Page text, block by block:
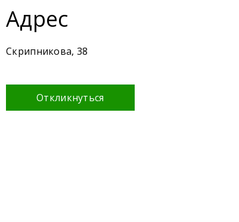
Адрес
Скрипникова, 38
Откликнуться